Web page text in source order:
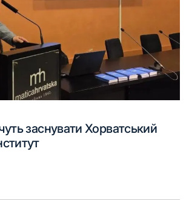
заснувати Хорватський